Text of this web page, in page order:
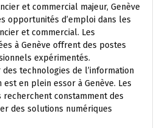
et commercial majeur, Genève
opportunités d’emploi dans les
et commercial. Les
à Genève offrent des postes
expérimentés.
technologies de l’information
en plein essor à Genève. Les
constamment des
des solutions numériques